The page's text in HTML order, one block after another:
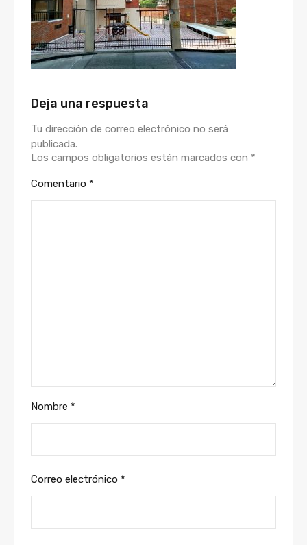
Deja una respuesta
Tu dirección de correo electrónico no será
publicada.
Los campos obligatorios están marcados con *
Comentario *
Nombre *
Correo electrónico *